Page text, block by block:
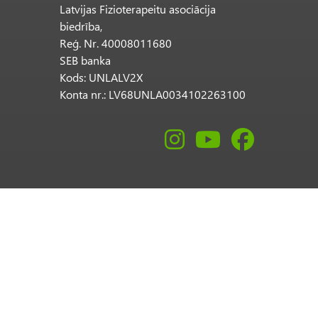
Latvijas Fizioterapeitu asociācija
biedrība,
Reģ. Nr. 40008011680
SEB banka
Kods: UNLALV2X
Konta nr.: LV68UNLA0034102263100